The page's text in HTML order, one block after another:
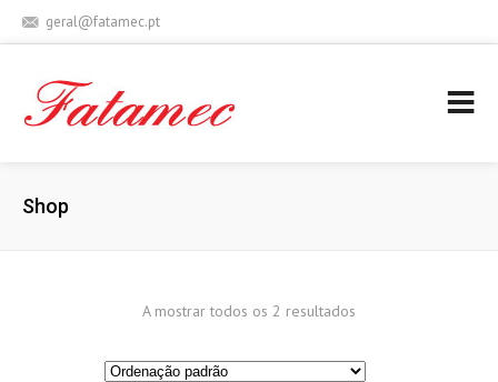
geral@fatamec.pt
Shop
A mostrar todos os 2 resultados